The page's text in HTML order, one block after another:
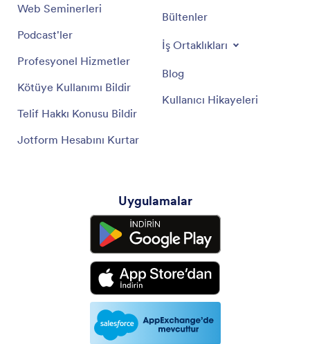
Web Seminerleri
Podcast'ler
Profesyonel Hizmetler
Kötüye Kullanımı Bildir
Telif Hakkı Konusu Bildir
Jotform Hesabını Kurtar
Bültenler
İş Ortaklıkları
Blog
Kullanıcı Hikayeleri
Uygulamalar